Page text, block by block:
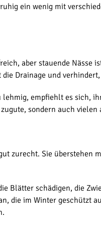
ein wenig mit
aber stauende Nässe
Drainage und
empfiehlt es sich,
sondern auch
zurecht. Sie überstehen
Blätter schädigen, die
die im Winter geschützt